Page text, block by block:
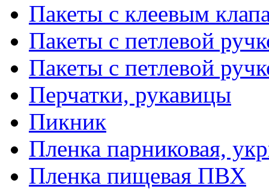
Пакеты с клеевым
Пакеты с петлевой
Пакеты с петлевой
Перчатки, рукавицы
Пикник
Пленка парниковая,
Пленка пищевая ПВХ